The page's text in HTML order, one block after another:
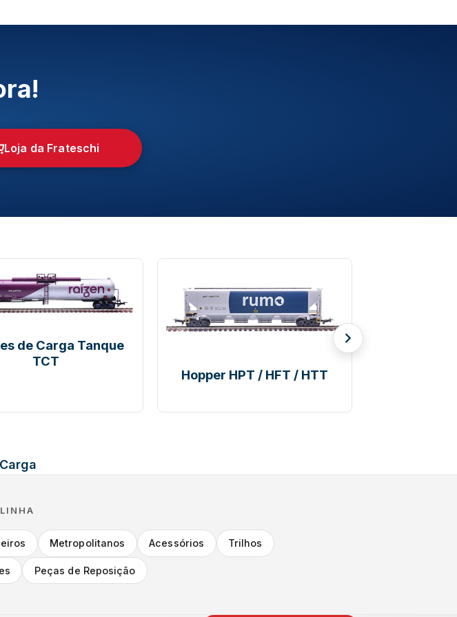
Loja da Frateschi
Tanque
Metropolitanos Acessórios Trilhos
Peças de Reposição